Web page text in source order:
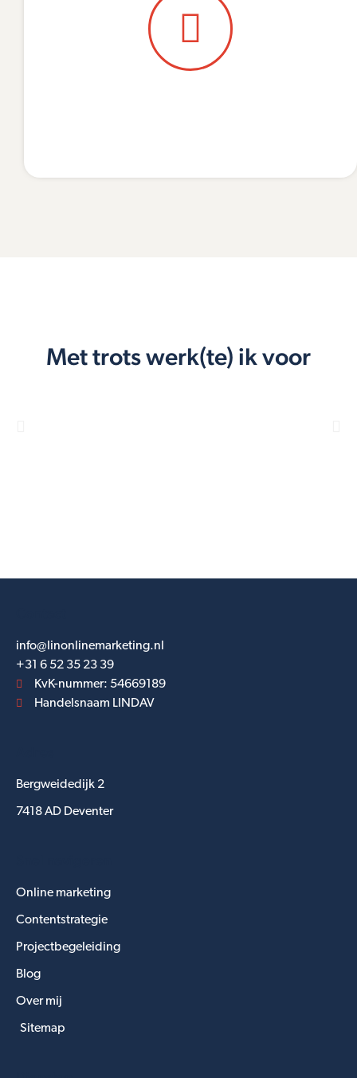
Met trots werk(te) ik voor
info@linonlinemarketing.nl
+31 6 52 35 23 39
KvK-nummer: 54669189
Handelsnaam LINDAV
Bergweidedijk 2
7418 AD Deventer
Online marketing
Contentstrategie
Projectbegeleiding
Blog
Over mij
Sitemap